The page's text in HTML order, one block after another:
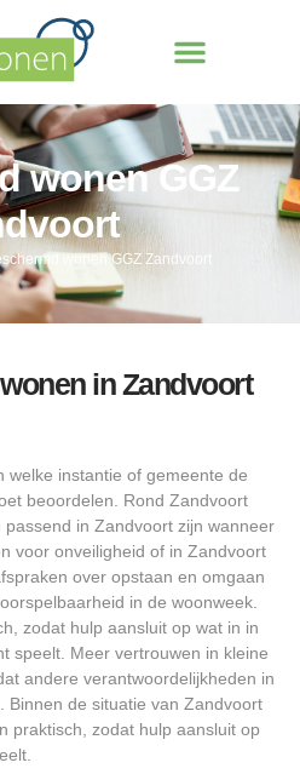
wonen GGZ
wonen GGZ Zandvoort
in Zandvoort
welke instantie of gemeente de
beoordelen. Rond Zandvoort
in Zandvoort zijn wanneer
voor onveiligheid of in Zandvoort
over opstaan en omgaan
in de woonweek.
zodat hulp aansluit op wat in in
speelt. Meer vertrouwen in kleine
andere verantwoordelijkheden in
Binnen de situatie van Zandvoort
praktisch, zodat hulp aansluit op